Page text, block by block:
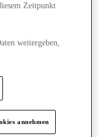
Zeitpunkt
weitergeben,
annehmen